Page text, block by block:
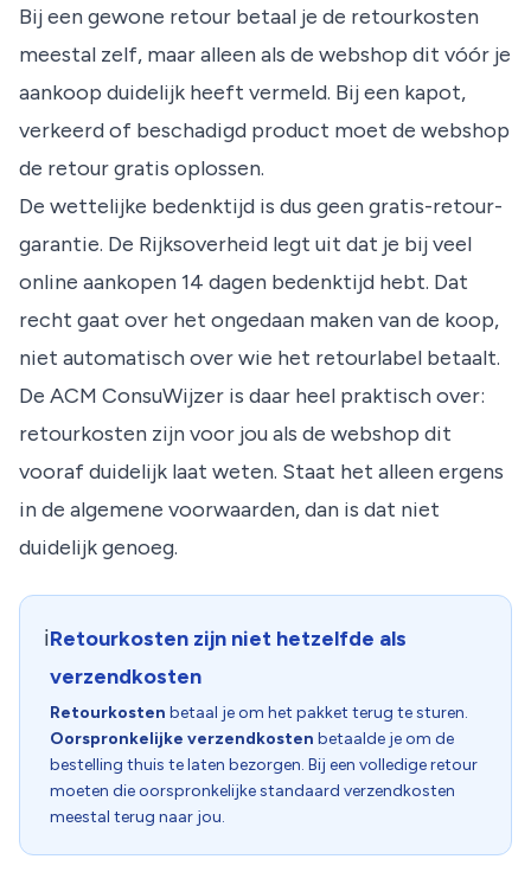
Bij een gewone retour betaal je de retourkosten
meestal zelf, maar alleen als de webshop dit vóór je
aankoop duidelijk heeft vermeld. Bij een kapot,
verkeerd of beschadigd product moet de webshop
de retour gratis oplossen.
De wettelijke bedenktijd is dus geen gratis-retour-
garantie. De Rijksoverheid legt uit dat je bij veel
online aankopen 14 dagen bedenktijd hebt. Dat
recht gaat over het ongedaan maken van de koop,
niet automatisch over wie het retourlabel betaalt.
De ACM ConsuWijzer is daar heel praktisch over:
retourkosten zijn voor jou als de webshop dit
vooraf duidelijk laat weten. Staat het alleen ergens
in de algemene voorwaarden, dan is dat niet
duidelijk genoeg.
ℹ️Retourkosten zijn niet hetzelfde als
verzendkosten
Retourkosten betaal je om het pakket terug te sturen.
Oorspronkelijke verzendkosten betaalde je om de
bestelling thuis te laten bezorgen. Bij een volledige retour
moeten die oorspronkelijke standaard verzendkosten
meestal terug naar jou.